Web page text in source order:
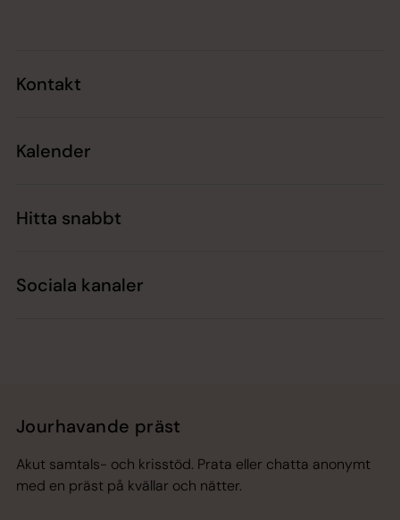
Kontakt
Kalender
Hitta snabbt
Sociala kanaler
Jourhavande präst
Akut samtals- och krisstöd. Prata eller chatta anonymt
med en präst på kvällar och nätter.